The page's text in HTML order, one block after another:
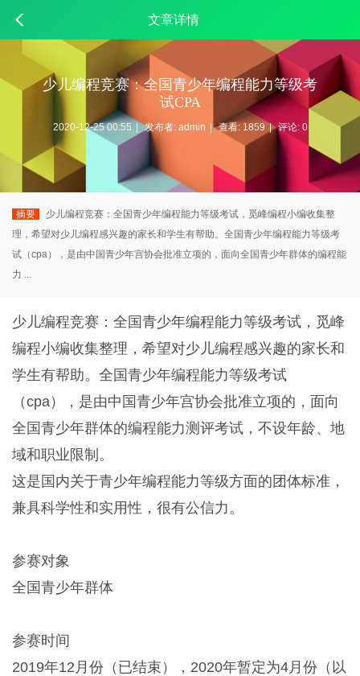
文章详情
少儿编程竞赛：全国青少年编程能力等级考
试CPA
2020-12-25 00:55 | 发布者: admin | 查看: 1859 | 评论: 0
摘要
少儿编程竞赛：全国青少年编程能力等级考试，觅峰编程小编收集整
理，希望对少儿编程感兴趣的家长和学生有帮助。全国青少年编程能力等级考
试（cpa），是由中国青少年宫协会批准立项的，面向全国青少年群体的编程能
力 ...
少儿编程竞赛：全国青少年编程能力等级考试， 觅峰
编程小编收集整理，希望对少儿编程感兴趣的家长和
学生有帮助。全国青少年编程能力等级考试
（cpa），是由中国青少年宫协会批准立项的，面向
全国青少年群体的编程能力测评考试，不设年龄、地
域和职业限制。
这是国内关于青少年编程能力等级方面的团体标准，
兼具科学性和实用性，很有公信力。
参赛对象
全国青少年群体
参赛时间
2019年12月份（已结束），2020年暂定为4月份（以